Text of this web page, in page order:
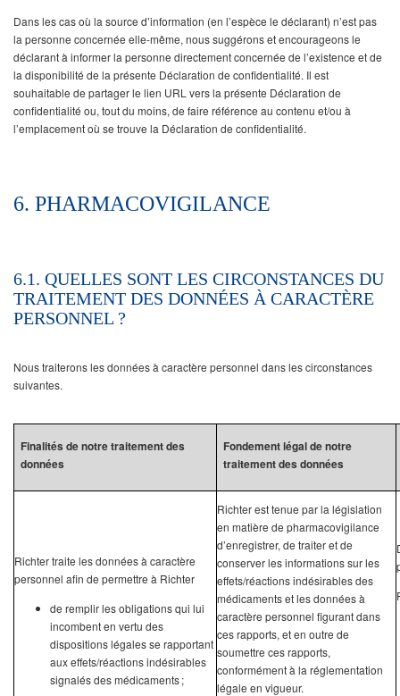
Dans les cas où la source d’information (en l’espèce le déclarant) n’est pas
la personne concernée elle-même, nous suggérons et encourageons le
déclarant à informer la personne directement concernée de l’existence et de
la disponibilité de la présente Déclaration de confidentialité. Il est
souhaitable de partager le lien URL vers la présente Déclaration de
confidentialité ou, tout du moins, de faire référence au contenu et/ou à
l’emplacement où se trouve la Déclaration de confidentialité.
6. PHARMACOVIGILANCE
6.1. QUELLES SONT LES CIRCONSTANCES DU
TRAITEMENT DES DONNÉES À CARACTÈRE
PERSONNEL ?
Nous traiterons les données à caractère personnel dans les circonstances
suivantes.
Finalités de notre traitement des
données
Fondement légal de notre
traitement des données
Richter traite les données à caractère
personnel afin de permettre à Richter
de remplir les obligations qui lui
incombent en vertu des
dispositions légales se rapportant
aux effets/réactions indésirables
signalés des médicaments ;
Richter est tenue par la législation
en matière de pharmacovigilance
d’enregistrer, de traiter et de
conserver les informations sur les
effets/réactions indésirables des
médicaments et les données à
caractère personnel figurant dans
ces rapports, et en outre de
soumettre ces rapports,
conformément à la réglementation
légale en vigueur.